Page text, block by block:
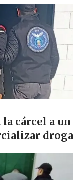
cárcel a un
droga